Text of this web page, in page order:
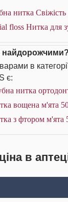
нитка
floss Нитка для
найдорожчими?
в
є:
нитка
вощена м'ята
з фтором м'ята
в